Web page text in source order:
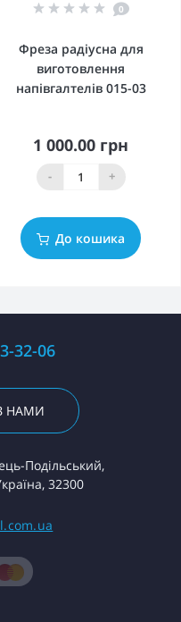
0
Фреза радіусна для
виготовлення
напівгалтелів 015-03
1 000.00 грн
- +
До кошика
32-06
НАМИ
Подільський,
32300